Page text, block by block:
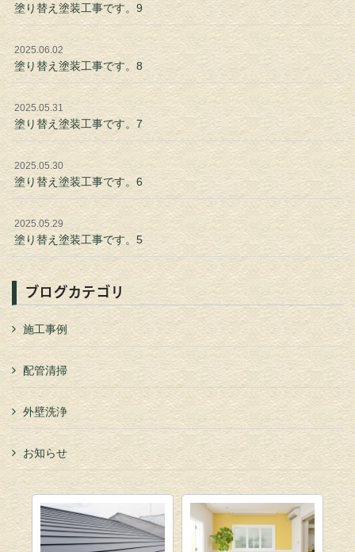
塗り替え塗装工事です。9
2025.06.02
塗り替え塗装工事です。8
2025.05.31
塗り替え塗装工事です。7
2025.05.30
塗り替え塗装工事です。6
2025.05.29
塗り替え塗装工事です。5
ブログカテゴリ
施工事例
配管清掃
外壁洗浄
お知らせ